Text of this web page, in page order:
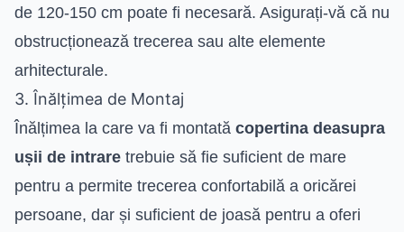
de 120-150 cm poate fi necesară. Asigurați-vă că nu
obstrucționează trecerea sau alte elemente
arhitecturale.
3. Înălțimea de Montaj
Înălțimea la care va fi montată copertina deasupra
ușii de intrare trebuie să fie suficient de mare
pentru a permite trecerea confortabilă a oricărei
persoane, dar și suficient de joasă pentru a oferi